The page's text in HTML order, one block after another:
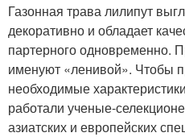
Газонная трава лилипут
декоративно и обладает
партерного одновременно.
именуют «ленивой». Чтобы
необходимые
работали ученые-
азиатских и европейских